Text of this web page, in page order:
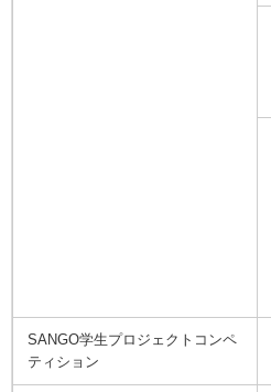
SANGO学生プロジェクトコンペ
ティション